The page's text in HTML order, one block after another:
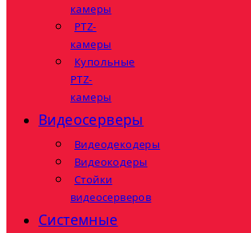
камеры
PTZ-
камеры
Купольные
PTZ-
камеры
Видеосерверы
Видеодекодеры
Видеокодеры
Стойки
видеосерверов
Системные